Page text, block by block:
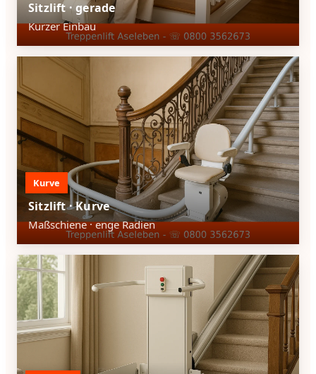
Sitzlift · gerade
Kurzer Einbau
Kurve
Sitzlift · Kurve
Maßschiene · enge Radien